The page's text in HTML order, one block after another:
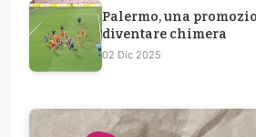
Palermo, una
diventare chimera
02 Dic 2025